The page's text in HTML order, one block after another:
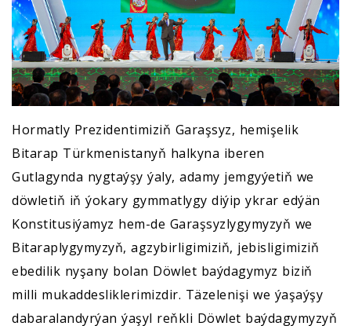
Hormatly Prezidentimiziň Garaşsyz, hemişelik
Bitarap Türkmenistanyň halkyna iberen
Gutlagynda nygtaýşy ýaly, adamy jemgyýetiň we
döwletiň iň ýokary gymmatlygy diýip ykrar edýän
Konstitusiýamyz hem-de Garaşsyzlygymyzyň we
Bitaraplygymyzyň, agzybirligimiziň, jebisligimiziň
ebedilik nyşany bolan Döwlet baýdagymyz biziň
milli mukaddesliklerimizdir. Täzelenişi we ýaşaýşy
dabaralandyrýan ýaşyl reňkli Döwlet baýdagymyzyň